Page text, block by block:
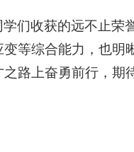
们收获的远不止
等综合能力，也
路上奋勇前行，期